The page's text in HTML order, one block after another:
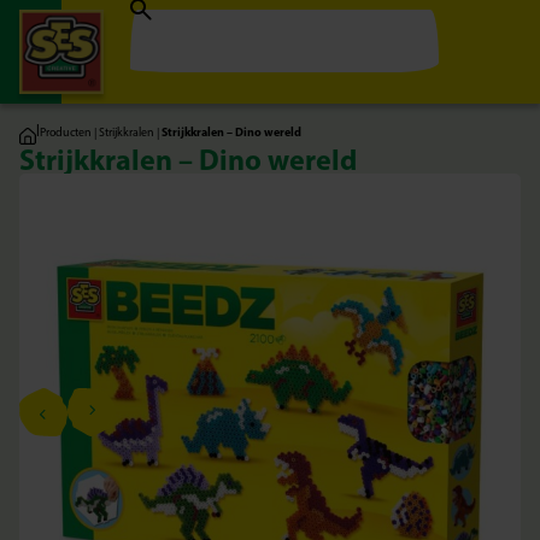
|Producten | Strijkkralen |Strijkkralen – Dino wereld
Strijkkralen – Dino wereld